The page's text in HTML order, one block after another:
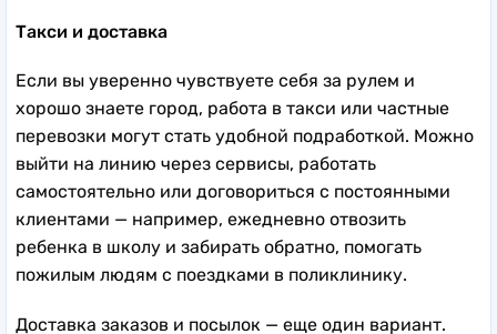
Такси и доставка
Если вы уверенно чувствуете себя за рулем и
хорошо знаете город, работа в такси или частные
перевозки могут стать удобной подработкой. Можно
выйти на линию через сервисы, работать
самостоятельно или договориться с постоянными
клиентами — например, ежедневно отвозить
ребенка в школу и забирать обратно, помогать
пожилым людям с поездками в поликлинику.
Доставка заказов и посылок — еще один вариант.